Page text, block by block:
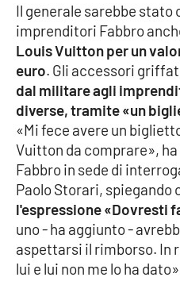
Leggendo Alvaro
Imprese Di Calabria
Le perfidie di Antonella
Venti di comunicazione
STREAMING
LaC TV
LaC Network
Il generale sarebbe stato
imprenditori Fabbro
Louis Vuitton per un
euro. Gli accessori
dal militare agli
diverse, tramite «un
«Mi fece avere un
Vuitton da comprare»,
Fabbro in sede di
Paolo Storari, spiegando
l'espressione «Dovresti
uno - ha aggiunto -
aspettarsi il rimborso. In
lui e lui non me lo ha